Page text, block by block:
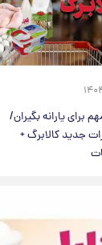
۸/۹
برای یارانه بگیران/
جدید کالابرگ +